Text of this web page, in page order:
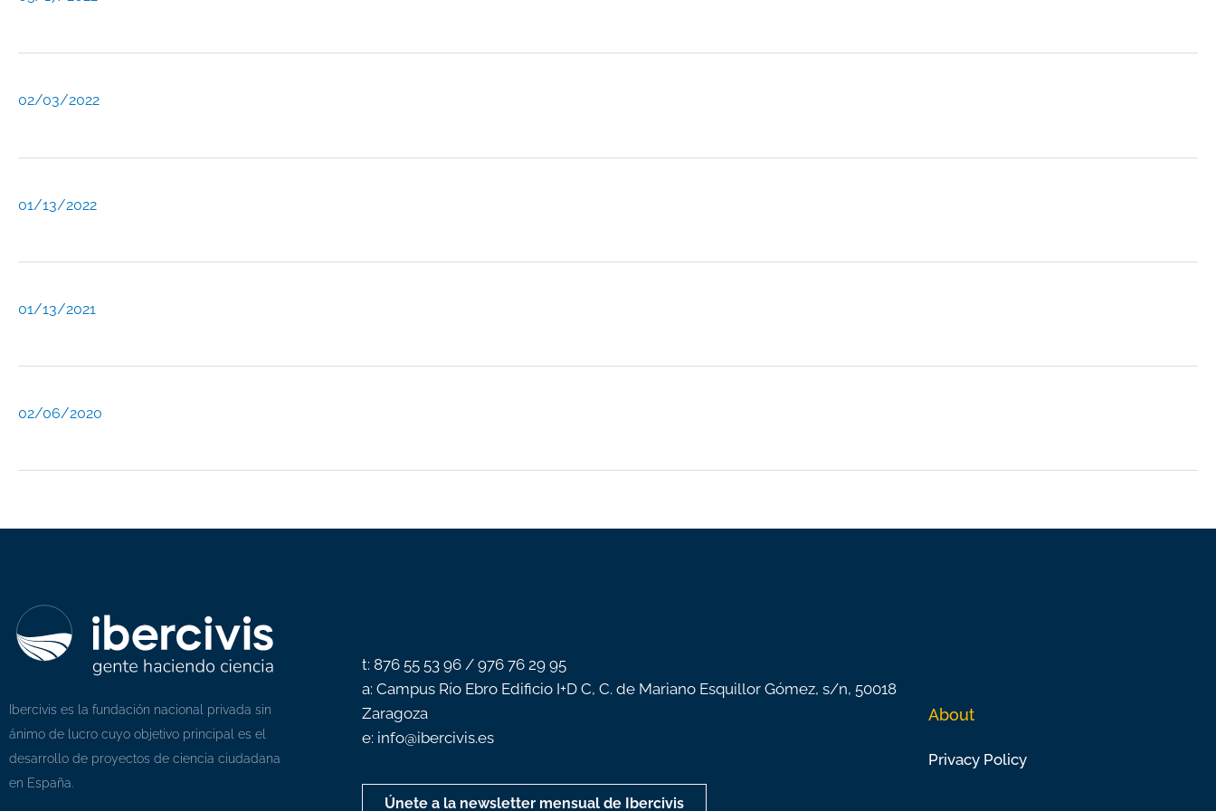
02/03/2022
01/13/2022
01/13/2021
02/06/2020
Ibercivis es la fundación nacional privada sin
ánimo de lucro cuyo objetivo principal es el
desarrollo de proyectos de ciencia ciudadana
en España.
t: 876 55 53 96 / 976 76 29 95
a: Campus Río Ebro Edificio I+D C, C. de Mariano Esquillor Gómez, s/n, 50018
Zaragoza
e: info@ibercivis.es
Únete a la newsletter mensual de Ibercivis
About
Privacy Policy